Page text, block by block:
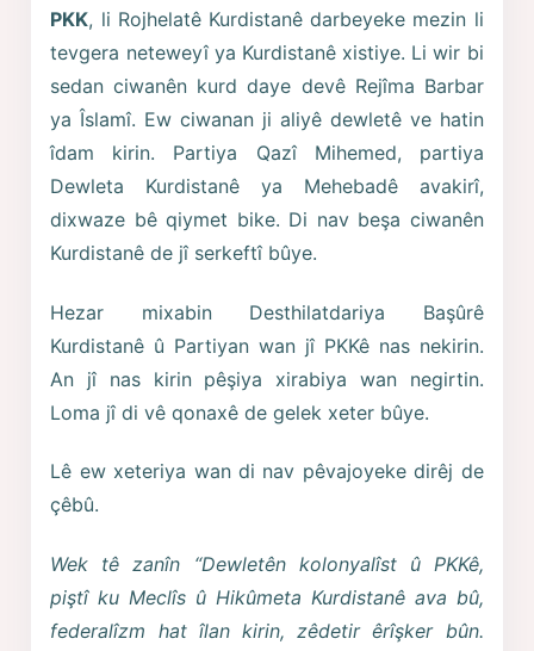
PKK, li Rojhelatê Kurdistanê darbeyeke mezin li
tevgera neteweyî ya Kurdistanê xistiye. Li wir bi
sedan ciwanên kurd daye devê Rejîma Barbar
ya Îslamî. Ew ciwanan ji aliyê dewletê ve hatin
îdam kirin. Partiya Qazî Mihemed, partiya
Dewleta Kurdistanê ya Mehebadê avakirî,
dixwaze bê qiymet bike. Di nav beşa ciwanên
Kurdistanê de jî serkeftî bûye.
Hezar mixabin Desthilatdariya Başûrê
Kurdistanê û Partiyan wan jî PKKê nas nekirin.
An jî nas kirin pêşiya xirabiya wan negirtin.
Loma jî di vê qonaxê de gelek xeter bûye.
Lê ew xeteriya wan di nav pêvajoyeke dirêj de
çêbû.
Wek tê zanîn “Dewletên kolonyalîst û PKKê,
piştî ku Meclîs û Hikûmeta Kurdistanê ava bû,
federalîzm hat îlan kirin, zêdetir êrîşker bûn.